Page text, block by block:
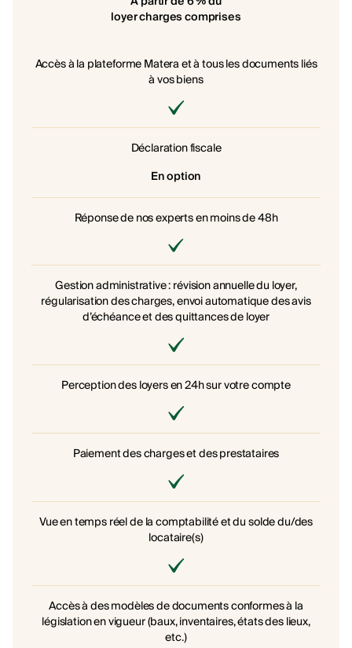
loyer charges comprises
Accès à la plateforme Matera et à tous les documents liés
à vos biens
Déclaration fiscale
En option
Réponse de nos experts en moins de 48h
Gestion administrative : révision annuelle du loyer,
régularisation des charges, envoi automatique des avis
d’échéance et des quittances de loyer
Perception des loyers en 24h sur votre compte
Paiement des charges et des prestataires
Vue en temps réel de la comptabilité et du solde du/des
locataire(s)
Accès à des modèles de documents conformes à la
législation en vigueur (baux, inventaires, états des lieux,
etc.)